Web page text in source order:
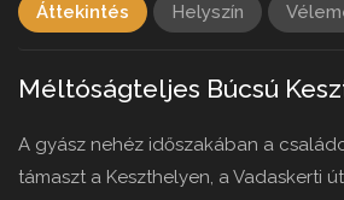
Áttekintés Helyszín
Méltóságteljes Búcsú
A gyász nehéz időszakában a
támaszt a Keszthelyen, a Vadaskerti